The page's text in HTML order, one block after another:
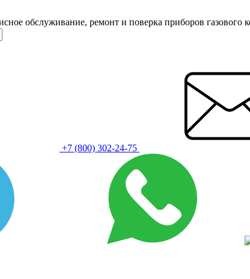
обслуживание, ремонт и поверка приборов газового
+7 (800) 302-24-75